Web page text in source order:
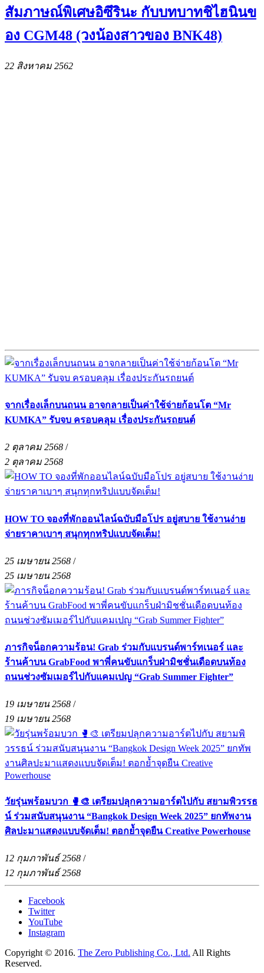
สัมภาษณ์พิเศษอิซึรินะ กับบทบาทชิไฮนินข
อง CGM48 (วงน้องสาวของ BNK48)
22 สิงหาคม 2562
จากเรื่องเล็กบนถนน อาจกลายเป็นค่าใช้จ่ายก้อนโต “Mr
KUMKA” รับจบ ครอบคลุม เรื่องประกันรถยนต์
2 ตุลาคม 2568 /
2 ตุลาคม 2568
HOW TO จองที่พักออนไลน์ฉบับมือโปร อยู่สบาย ใช้งานง่าย
จ่ายราคาเบาๆ สนุกทุกทริปแบบจัดเต็ม!
25 เมษายน 2568 /
25 เมษายน 2568
ภารกิจน็อกความร้อน! Grab ร่วมกับแบรนด์พาร์ทเนอร์ และ
ร้านค้าบน GrabFood พาพี่คนขับแกร็บฝ่ามิชชั่นเดือดบนท้อง
ถนนช่วงซัมเมอร์ไปกับแคมเปญ “Grab Summer Fighter”
19 เมษายน 2568 /
19 เมษายน 2568
วัยรุ่นพร้อมบวก 🥊🎨 เตรียมปลุกความอาร์ตไปกับ สยามพิวรรธ
น์ ร่วมสนับสนุนงาน “Bangkok Design Week 2025” ยกทัพงาน
ศิลปะมาแสดงแบบจัดเต็ม! ตอกย้ำจุดยืน Creative Powerhouse
12 กุมภาพันธ์ 2568 /
12 กุมภาพันธ์ 2568
Facebook
Twitter
YouTube
Instagram
Copyright © 2016. The Zero Publishing Co., Ltd. All Rights
Reserved.